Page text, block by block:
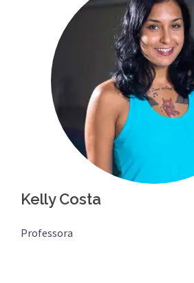
Kelly Costa
Professora